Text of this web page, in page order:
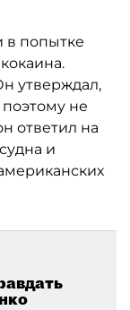
попытке
утверждал,
не
ответил на
и